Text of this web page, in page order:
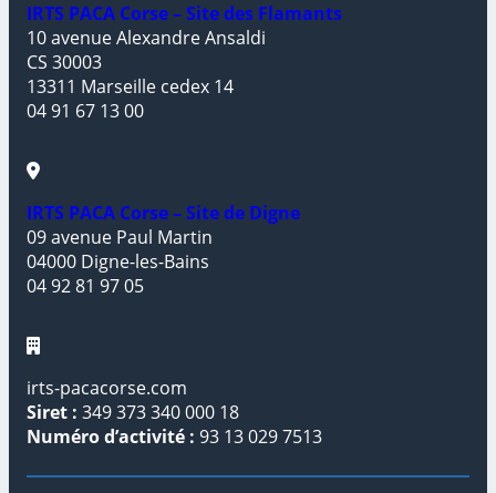
IRTS PACA Corse – Site des Flamants
10 avenue Alexandre Ansaldi
CS 30003
13311 Marseille cedex 14
04 91 67 13 00
IRTS PACA Corse – Site de Digne
09 avenue Paul Martin
04000 Digne-les-Bains
04 92 81 97 05
irts-pacacorse.com
Siret : 349 373 340 000 18
Numéro d’activité : 93 13 029 7513